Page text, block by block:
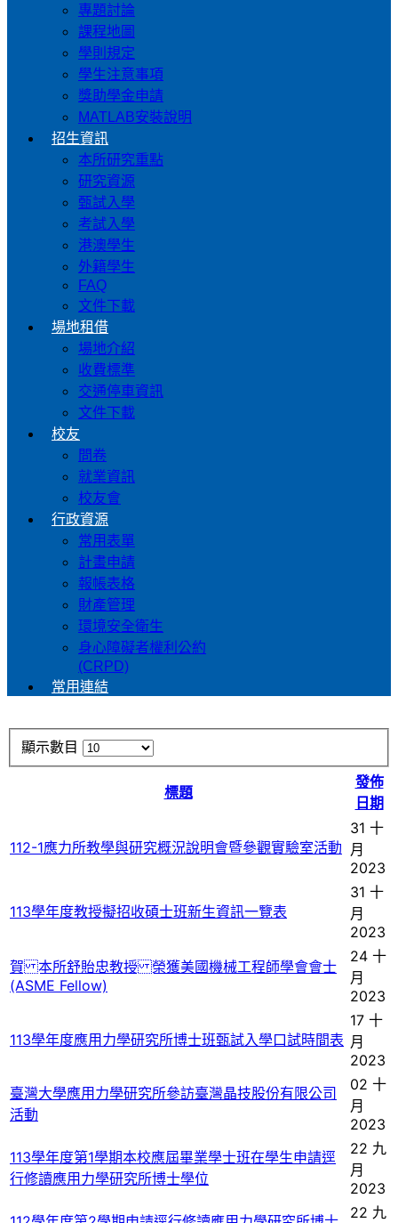
專題討論
課程地圖
學則規定
學生注意事項
獎助學金申請
MATLAB安裝說明
招生資訊
本所研究重點
研究資源
甄試入學
考試入學
港澳學生
外籍學生
FAQ
文件下載
場地租借
場地介紹
收費標準
交通停車資訊
文件下載
校友
問卷
就業資訊
校友會
行政資源
常用表單
計畫申請
報帳表格
財產管理
環境安全衛生
身心障礙者權利公約
(CRPD)
常用連結
顯示數目
標題
發佈
日期
112-1應力所教學與研究概況說明會暨參觀實驗室活動
31 十
月
2023
113學年度教授擬招收碩士班新生資訊一覽表
31 十
月
2023
賀 本所舒貽忠教授 榮獲美國機械工程師學會會士
(ASME Fellow)
24 十
月
2023
113學年度應用力學研究所博士班甄試入學口試時間表
17 十
月
2023
臺灣大學應用力學研究所參訪臺灣晶技股份有限公司
活動
02 十
月
2023
113學年度第1學期本校應屆畢業學士班在學生申請逕
行修讀應用力學研究所博士學位
22 九
月
2023
22 九